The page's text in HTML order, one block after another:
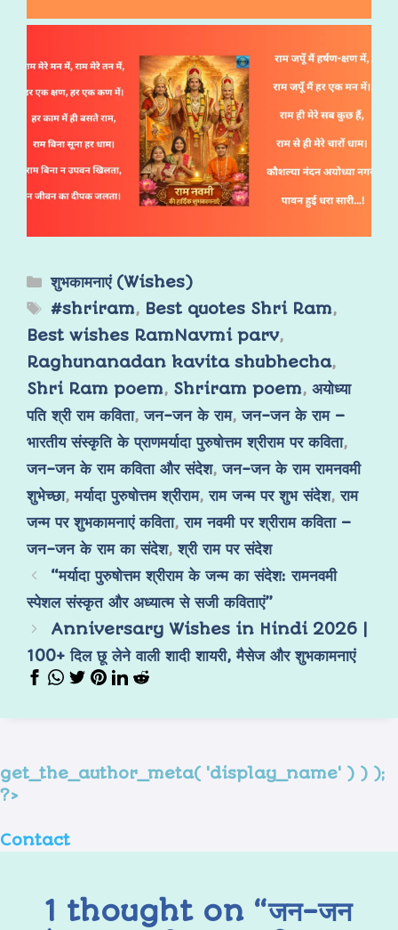
शुभकामनाएं (Wishes)
#shriram, Best quotes Shri Ram,
Best wishes RamNavmi parv,
Raghunanadan kavita shubhecha,
Shri Ram poem, Shriram poem, अयोध्या
पति श्री राम कविता,जन-जन के राम,जन-जन के राम –
भारतीय संस्कृति के प्राणमर्यादा पुरुषोत्तम श्रीराम पर कविता,
जन-जन के राम कविता और संदेश,जन-जन के राम रामनवमी
शुभेच्छा,मर्यादा पुरुषोत्तम श्रीराम,राम जन्म पर शुभ संदेश,राम
जन्म पर शुभकामनाएं कविता,राम नवमी पर श्रीराम कविता –
जन-जन के राम का संदेश,श्री राम पर संदेश
“मर्यादा पुरुषोत्तम श्रीराम के जन्म का संदेश: रामनवमी
स्पेशल संस्कृत और अध्यात्म से सजी कविताएं”
Anniversary Wishes in Hindi 2026 |
100+ दिल छू लेने वाली शादी शायरी, मैसेज और शुभकामनाएं
get_the_author_meta( 'display_name' ) ) );
?>
Contact
1 thought on “जन-जन